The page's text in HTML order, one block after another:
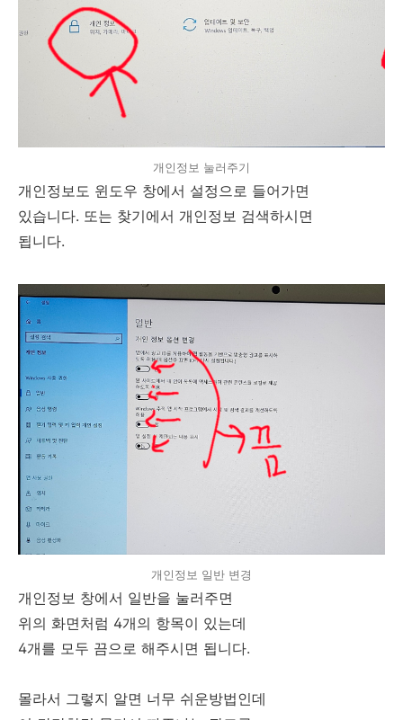
개인정보 눌러주기
개인정보도 윈도우 창에서 설정으로 들어가면
있습니다. 또는 찾기에서 개인정보 검색하시면
됩니다.
개인정보 일반 변경
개인정보 창에서 일반을 눌러주면
위의 화면처럼 4개의 항목이 있는데
4개를 모두 끔으로 해주시면 됩니다.
몰라서 그렇지 알면 너무 쉬운방법인데